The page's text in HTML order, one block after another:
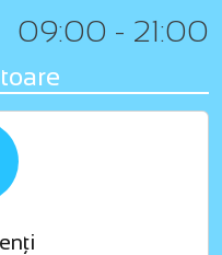
09:00 - 21:00